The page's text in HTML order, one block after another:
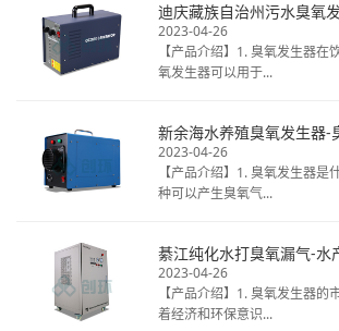
2023-04-26
【产品介绍】1. 臭氧发生器
氧发生器可以用于...
2023-04-26
【产品介绍】1. 臭氧发生器
种可以产生臭氧气...
2023-04-26
【产品介绍】1. 臭氧发生器
着经济和环保意识...